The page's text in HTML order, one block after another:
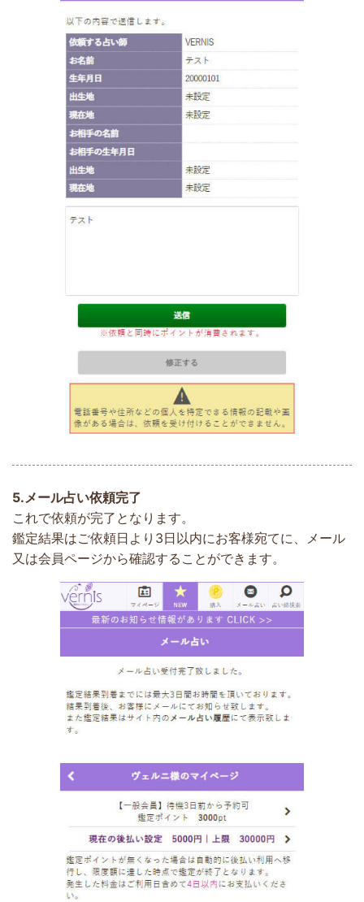
5. メール占い依頼完了
これで依頼が完了となります。
鑑定結果はご依頼日より3日以内にお客様宛てに、メール
又は会員ページから確認することができます。